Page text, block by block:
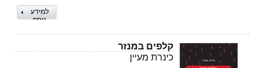
למידע
נוסף
קלפים במנזר
כינרת מעיין